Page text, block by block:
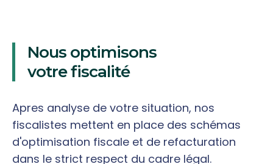
Nous optimisons
votre fiscalité
Apres analyse de votre situation, nos
fiscalistes mettent en place des schémas
d'optimisation fiscale et de refacturation
dans le strict respect du cadre légal.